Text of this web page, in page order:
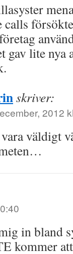
calls
gav lite nya
skriver:
2012
väldigt
in bland
kommer